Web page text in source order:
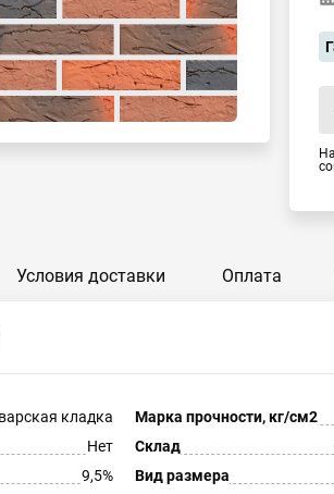
Условия доставки Оплата
кладка Марка прочности, кг/см2
Нет Склад
9,5% Вид размера